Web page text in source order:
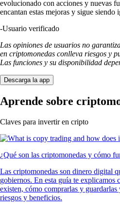
evolucionado con acciones y nuevas
encantan estas mejoras y sigue siendo
-Usuario verificado
Las opiniones de usuarios no
en criptomonedas conlleva riesgos y
Las funciones y su disponibilidad
Descarga la app
Aprende sobre
Claves para invertir en cripto
¿Qué son las criptomonedas y cómo
Las criptomonedas son dinero digital
gobiernos. En esta guía te explicamos
existen, cómo comprarlas y guardarlas
riesgos y beneficios.